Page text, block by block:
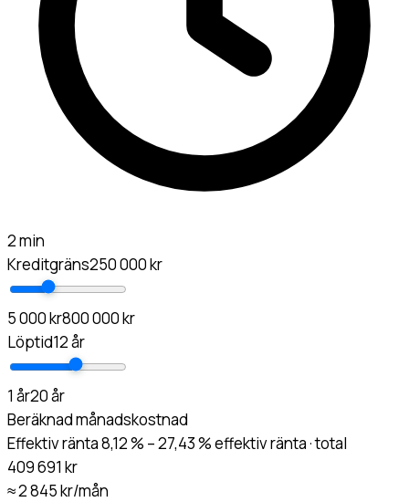
2 min
Kreditgräns250 000 kr
5 000 kr800 000 kr
Löptid12 år
1 år20 år
Beräknad månadskostnad
Effektiv ränta 8,12 % – 27,43 % effektiv ränta · total
409 691 kr
≈2 845 kr/mån